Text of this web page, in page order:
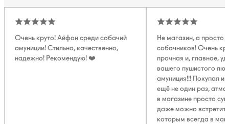
Очень круто! Айфон среди собачий
амуниции! Стильно, качественно,
надежно! Рекомендую! ❤️
Не магазин, а просто
собачников! Очень
прочная и, главное,
вашего пушистого
амуниция!!! Покупал и
ещё не один раз,
в магазине просто
даже можно
которым всегда в